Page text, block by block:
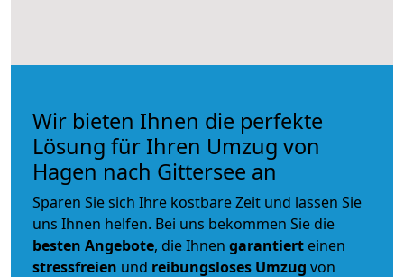
Wir bieten Ihnen die perfekte
Lösung für Ihren Umzug von
Hagen nach Gittersee an
Sparen Sie sich Ihre kostbare Zeit und lassen Sie
uns Ihnen helfen. Bei uns bekommen Sie die
besten Angebote, die Ihnen garantiert einen
stressfreien und reibungsloses Umzug von